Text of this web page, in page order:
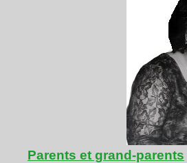
Parents et grand-parents